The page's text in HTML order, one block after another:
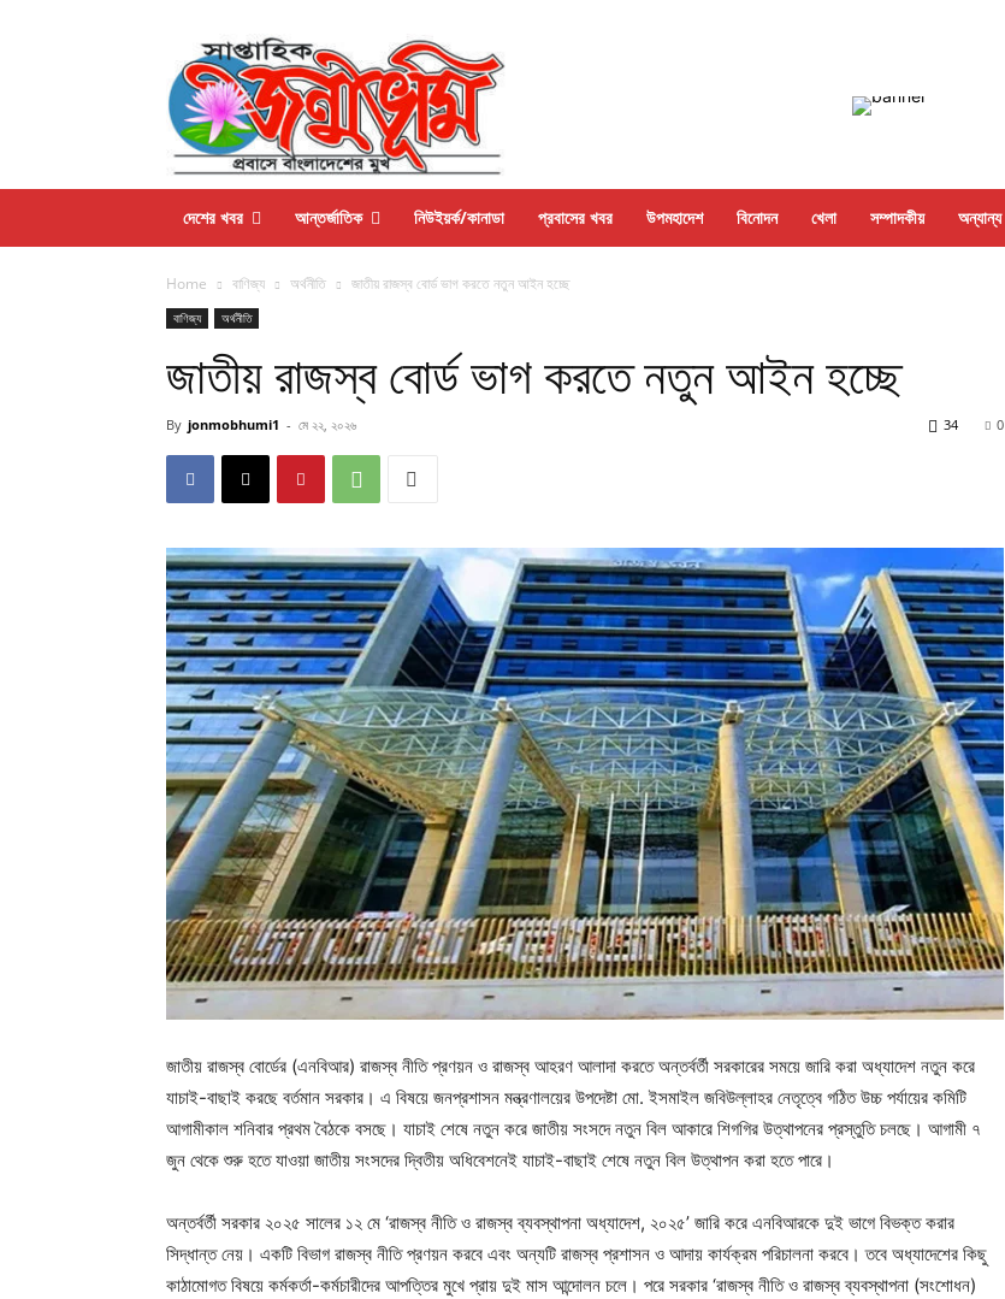
দেশের খবর আন্তর্জাতিক নিউইয়র্ক/কানাডা প্রবাসের খবর উপমহাদেশ বিনোদন খেলা সম্পাদকীয় অন্যান্য
Home বাণিজ্য অর্থনীতি জাতীয় রাজস্ব বোর্ড ভাগ করতে নতুন আইন হচ্ছে
বাণিজ্য অর্থনীতি
জাতীয় রাজস্ব বোর্ড ভাগ করতে নতুন আইন হচ্ছে
By jonmobhumi1 - মে ২২, ২০২৬ 0
34
জাতীয় রাজস্ব বোর্ডের (এনবিআর) রাজস্ব নীতি প্রণয়ন ও রাজস্ব আহরণ আলাদা করতে অন্তর্বর্তী সরকারের সময়ে জারি করা অধ্যাদেশ নতুন করে
যাচাই-বাছাই করছে বর্তমান সরকার। এ বিষয়ে জনপ্রশাসন মন্ত্রণালয়ের উপদেষ্টা মো. ইসমাইল জবিউল্লাহর নেতৃত্বে গঠিত উচ্চ পর্যায়ের কমিটি
আগামীকাল শনিবার প্রথম বৈঠকে বসছে। যাচাই শেষে নতুন করে জাতীয় সংসদে নতুন বিল আকারে শিগগির উত্থাপনের প্রস্তুতি চলছে। আগামী ৭
জুন থেকে শুরু হতে যাওয়া জাতীয় সংসদের দ্বিতীয় অধিবেশনেই যাচাই-বাছাই শেষে নতুন বিল উত্থাপন করা হতে পারে।
অন্তর্বর্তী সরকার ২০২৫ সালের ১২ মে ‘রাজস্ব নীতি ও রাজস্ব ব্যবস্থাপনা অধ্যাদেশ, ২০২৫’ জারি করে এনবিআরকে দুই ভাগে বিভক্ত করার
সিদ্ধান্ত নেয়। একটি বিভাগ রাজস্ব নীতি প্রণয়ন করবে এবং অন্যটি রাজস্ব প্রশাসন ও আদায় কার্যক্রম পরিচালনা করবে। তবে অধ্যাদেশের কিছু
কাঠামোগত বিষয়ে কর্মকর্তা-কর্মচারীদের আপত্তির মুখে প্রায় দুই মাস আন্দোলন চলে। পরে সরকার ‘রাজস্ব নীতি ও রাজস্ব ব্যবস্থাপনা (সংশোধন)